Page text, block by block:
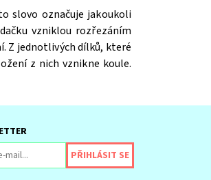
slovo označuje jakoukoli
vzniklou rozřezáním
Z jednotlivých dílků, které
z nich vznikne koule.